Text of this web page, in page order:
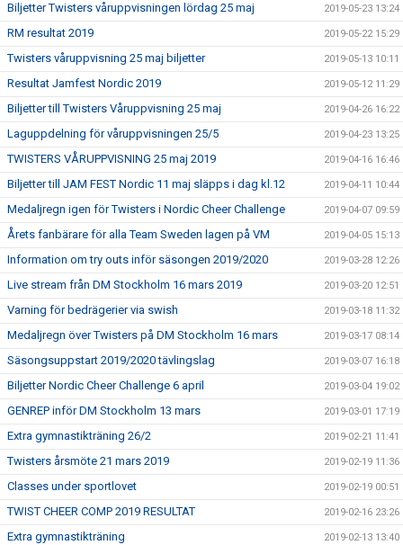
Biljetter Twisters våruppvisningen lördag 25 maj 2019-05-23 13:24
RM resultat 2019 2019-05-22 15:29
Twisters våruppvisning 25 maj biljetter 2019-05-13 10:11
Resultat Jamfest Nordic 2019 2019-05-12 11:29
Biljetter till Twisters Våruppvisning 25 maj 2019-04-26 16:22
Laguppdelning för våruppvisningen 25/5 2019-04-23 13:25
TWISTERS VÅRUPPVISNING 25 maj 2019 2019-04-16 16:46
Biljetter till JAM FEST Nordic 11 maj släpps i dag kl.12 2019-04-11 10:44
Medaljregn igen för Twisters i Nordic Cheer Challenge 2019-04-07 09:59
Årets fanbärare för alla Team Sweden lagen på VM 2019-04-05 15:13
Information om try outs inför säsongen 2019/2020 2019-03-28 12:26
Live stream från DM Stockholm 16 mars 2019 2019-03-20 12:51
Varning för bedrägerier via swish 2019-03-18 11:32
Medaljregn över Twisters på DM Stockholm 16 mars 2019-03-17 08:14
Säsongsuppstart 2019/2020 tävlingslag 2019-03-07 16:18
Biljetter Nordic Cheer Challenge 6 april 2019-03-04 19:02
GENREP inför DM Stockholm 13 mars 2019-03-01 17:19
Extra gymnastikträning 26/2 2019-02-21 11:41
Twisters årsmöte 21 mars 2019 2019-02-19 11:36
Classes under sportlovet 2019-02-19 00:51
TWIST CHEER COMP 2019 RESULTAT 2019-02-16 23:26
Extra gymnastikträning 2019-02-13 13:40